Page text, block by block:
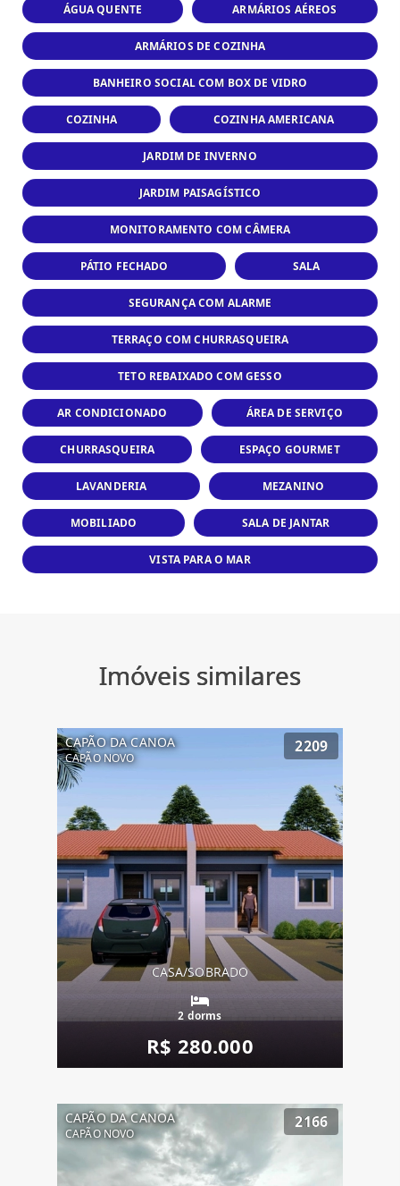
ÁGUA QUENTE ARMÁRIOS AÉREOS
ARMÁRIOS DE COZINHA
BANHEIRO SOCIAL COM BOX DE VIDRO
COZINHA COZINHA AMERICANA
JARDIM DE INVERNO
JARDIM PAISAGÍSTICO
MONITORAMENTO COM CÂMERA
PÁTIO FECHADO SALA
SEGURANÇA COM ALARME
TERRAÇO COM CHURRASQUEIRA
TETO REBAIXADO COM GESSO
AR CONDICIONADO ÁREA DE SERVIÇO
CHURRASQUEIRA ESPAÇO GOURMET
LAVANDERIA MEZANINO
MOBILIADO SALA DE JANTAR
VISTA PARA O MAR
Imóveis similares
CAPÃO DA CANOA
CAPÃO NOVO
2209
CASA/SOBRADO
2 dorms
R$ 280.000
CAPÃO DA CANOA
CAPÃO NOVO
2166